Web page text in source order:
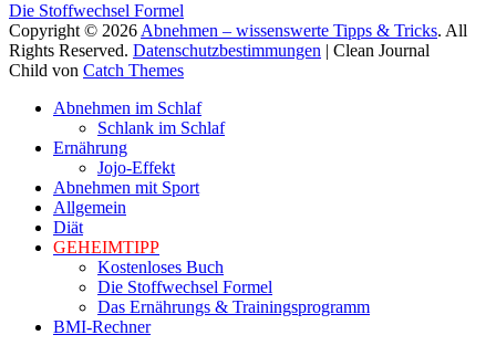
Die Stoffwechsel Formel
Copyright © 2026 Abnehmen – wissenswerte Tipps & Tricks. All
Rights Reserved. Datenschutzbestimmungen | Clean Journal
Child von Catch Themes
scrollenAbnehmen im Schlaf
Schlank im Schlaf
Ernährung
Jojo-Effekt
Abnehmen mit Sport
Allgemein
Diät
GEHEIMTIPP
Kostenloses Buch
Die Stoffwechsel Formel
Das Ernährungs & Trainingsprogramm
BMI-Rechner